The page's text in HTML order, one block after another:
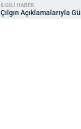
İLGİLİ HABER
Çılgın Açıklamalarıyla